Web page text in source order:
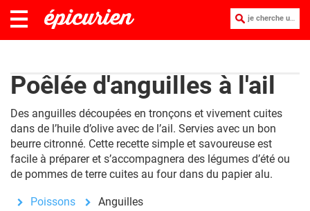
je cherche une recette :
Poêlée d'anguilles à l'ail
Des anguilles découpées en tronçons et vivement cuites
dans de l’huile d’olive avec de l’ail. Servies avec un bon
beurre citronné. Cette recette simple et savoureuse est
facile à préparer et s’accompagnera des légumes d’été ou
de pommes de terre cuites au four dans du papier alu.
Poissons Anguilles